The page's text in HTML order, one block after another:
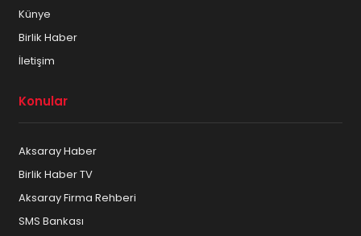
Künye
Birlik Haber
İletişim
Konular
Aksaray Haber
Birlik Haber TV
Aksaray Firma Rehberi
SMS Bankası